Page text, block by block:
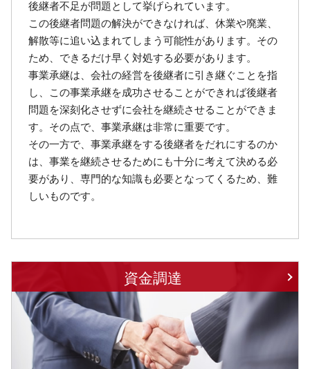
後継者不足が問題として挙げられています。
この後継者問題の解決ができなければ、休業や廃業、
解散等に追い込まれてしまう可能性があります。その
ため、できるだけ早く対処する必要があります。
事業承継は、会社の経営を後継者に引き継ぐことを指
し、この事業承継を成功させることができれば後継者
問題を深刻化させずに会社を継続させることができま
す。その点で、事業承継は非常に重要です。
その一方で、事業承継をする後継者をだれにするのか
は、事業を継続させるためにも十分に考えて決める必
要があり、専門的な知識も必要となってくるため、難
しいものです。
資金調達